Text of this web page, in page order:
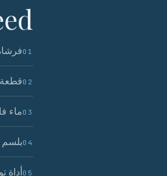
01
02قطعة
03ماء
04
05أداة